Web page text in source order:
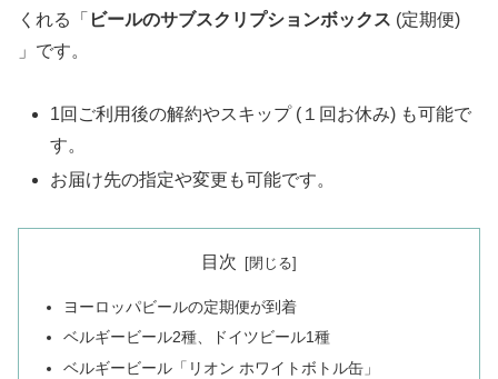
くれる「 ビールのサブスクリプションボックス (定期便)
」です。
1回ご利用後の解約やスキップ (１回お休み) も可能で
す。
お届け先の指定や変更も可能です。
目次
ヨーロッパビールの定期便が到着
ベルギービール2種、ドイツビール1種
ベルギービール「リオン ホワイトボトル缶」